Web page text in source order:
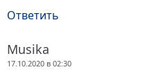
Ответить
Musika
17.10.2020 в 02:30